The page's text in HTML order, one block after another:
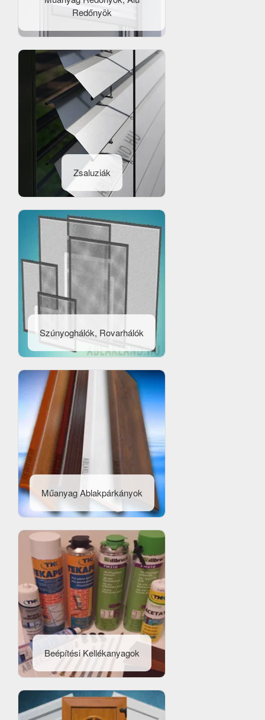
Redőnyök
Zsaluziák
Szúnyoghálók, Rovarhálók
Műanyag Ablakpárkányok
Beépítési Kellékanyagok